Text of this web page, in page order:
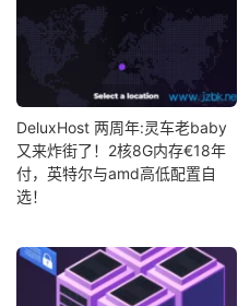
DeluxHost 两周年:灵车老baby
又来炸街了！2核8G内存€18年
付，英特尔与amd高低配置自
选！